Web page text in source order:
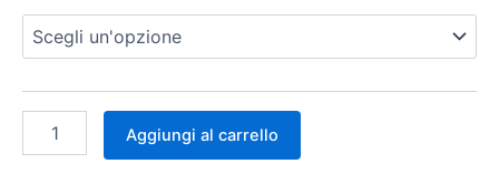
Aggiungi al carrello